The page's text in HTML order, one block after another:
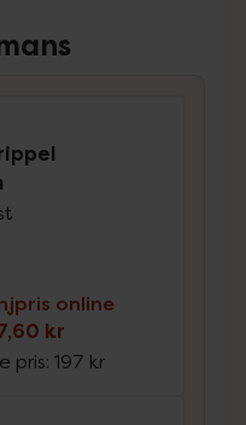
online
kr
pris:197 kr